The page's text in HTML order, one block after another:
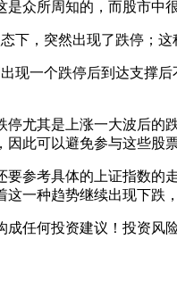
所周知的，而股市中很
，突然出现了跌停；这
一个跌停后到达支撑后
其是上涨一大波后的跌
此可以避免参与这些股票
考具体的上证指数的走
一种趋势继续出现下跌
任何投资建议！投资风